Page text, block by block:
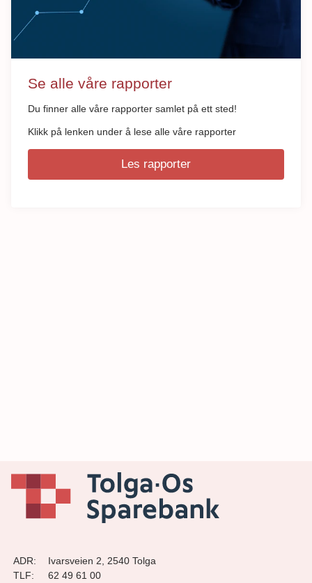
Se alle våre rapporter
Du finner alle våre rapporter samlet på ett sted!
Klikk på lenken under å lese alle våre rapporter
Les rapporter
ADR:
Ivarsveien 2, 2540 Tolga
TLF:
62 49 61 00